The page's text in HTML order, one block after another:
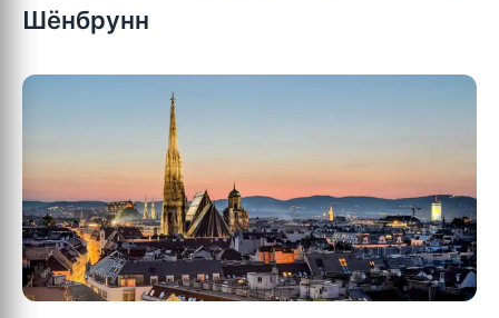
Шёнбрунн